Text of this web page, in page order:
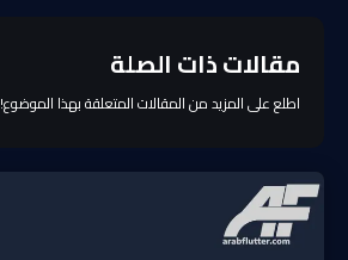
مقالات ذات الصلة
اطلع على المزيد من المقالات المتعلقة بهذا الموضوع!